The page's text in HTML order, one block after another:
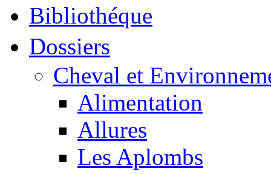
Bibliothéque
Dossiers
Cheval et
Alimentation
Allures
Les Aplombs